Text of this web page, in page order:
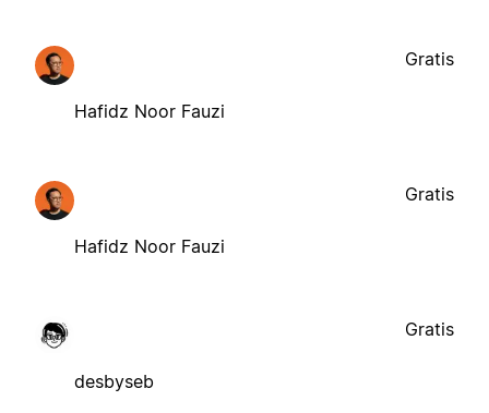
Hafidz Noor Fauzi
Gratis
Hafidz Noor Fauzi
Gratis
desbyseb
Gratis